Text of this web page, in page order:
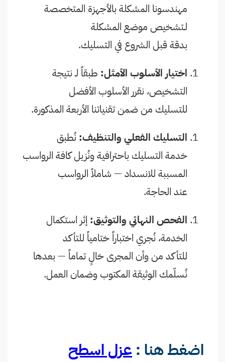
مهندسونا المشكلة بالأجهزة المتخصصة
لـتشخيص موضع المشكلة
بدقة قبل الشروع في التسليك.
اختيار الأسلوب الأمثل: طبقاً لـ نتيجة
التشخيص، نقرر الأسلوب الأفضل
للتسليك من ضمن تقنياتنا الأربعة المذكورة.
التسليك الفعلي والتنظيف: نُطبق
خدمة التسليك باحترافية ونُزيل كافة الرواسب
المسببة للانسداد — شاملاً الرواسب
عند الحاجة.
الفحص النهائي والتوثيق: إثر استكمال
الخدمة، نُجري اختباراً ختامياً للتأكد
للتأكد من وأن المجرى خالٍ تماماً — بعدها
نُسلّمك الوثيقة المكتوب وضمان العمل.
اضغط هنا : عزل اسطح